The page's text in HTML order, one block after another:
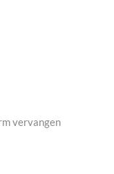
vervangen